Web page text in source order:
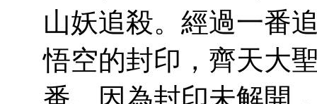
山妖追殺。經過一番
悟空的封印，齊天大